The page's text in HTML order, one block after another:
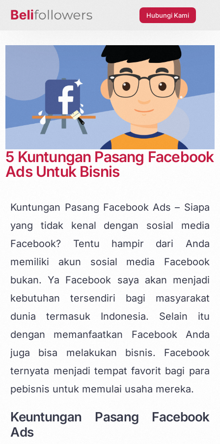
Hubungi Kami
5 Kuntungan Pasang Facebook
Ads Untuk Bisnis
Kuntungan Pasang Facebook Ads – Siapa
yang tidak kenal dengan sosial media
Facebook? Tentu hampir dari Anda
memiliki akun sosial media Facebook
bukan. Ya Facebook saya akan menjadi
kebutuhan tersendiri bagi masyarakat
dunia termasuk Indonesia. Selain itu
dengan memanfaatkan Facebook Anda
juga bisa melakukan bisnis. Facebook
ternyata menjadi tempat favorit bagi para
pebisnis untuk memulai usaha mereka.
Keuntungan Pasang Facebook
Ads